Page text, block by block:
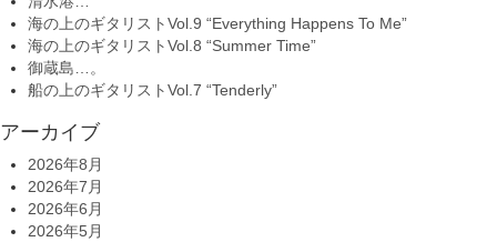
海の上のギタリストVol.9 “Everything Happens To Me”
海の上のギタリストVol.8 “Summer Time”
御蔵島…。
船の上のギタリストVol.7 “Tenderly”
アーカイブ
2026年8月
2026年7月
2026年6月
2026年5月